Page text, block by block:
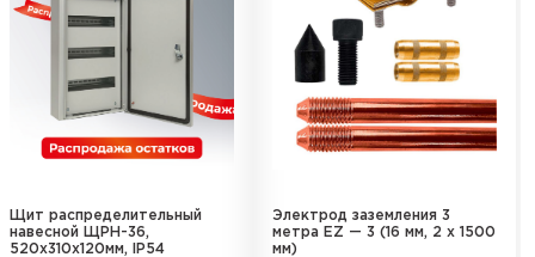
Щит распределительный
навесной ЩРН-36,
520х310х120мм, IP54
Электрод заземления 3
метра EZ — 3 (16 мм, 2 х 1500
мм)